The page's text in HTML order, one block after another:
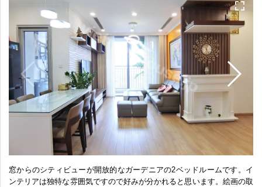
窓からのシティビューが開放的なガーデニアの2ベッドルームです。イ
ンテリアは独特な雰囲気ですので好みが分かれると思います。絵画の取